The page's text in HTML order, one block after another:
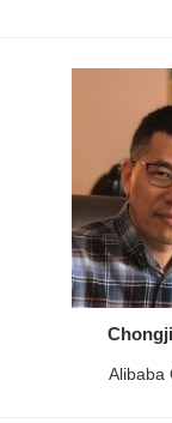
Alibaba